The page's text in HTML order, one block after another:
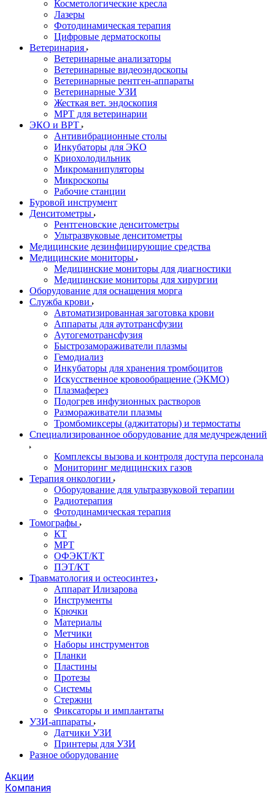
Косметологические кресла
Лазеры
Фотодинамическая терапия
Цифровые дерматоскопы
Ветеринария
Ветеринарные анализаторы
Ветеринарные видеоэндоскопы
Ветеринарные рентген-аппараты
Ветеринарные УЗИ
Жесткая вет. эндоскопия
МРТ для ветеринарии
ЭКО и ВРТ
Антивибрационные столы
Инкубаторы для ЭКО
Криохолодильник
Микроманипуляторы
Микроскопы
Рабочие станции
Буровой инструмент
Денситометры
Рентгеновские денситометры
Ультразвуковые денситометры
Медицинские дезинфицирующие средства
Медицинские мониторы
Медицинские мониторы для диагностики
Медицинские мониторы для хирургии
Оборудование для оснащения морга
Служба крови
Автоматизированная заготовка крови
Аппараты для аутотрансфузии
Аутогемотрансфузия
Быстрозамораживатели плазмы
Гемодиализ
Инкубаторы для хранения тромбоцитов
Искусственное кровообращение (ЭКМО)
Плазмаферез
Подогрев инфузионных растворов
Размораживатели плазмы
Тромбомиксеры (аджитаторы) и термостаты
Специализированное оборудование для медучреждений
Комплексы вызова и контроля доступа персонала
Мониторинг медицинских газов
Терапия онкологии
Оборудование для ультразвуковой терапии
Радиотерапия
Фотодинамическая терапия
Томографы
КТ
МРТ
ОФЭКТ/КТ
ПЭТ/КТ
Травматология и остеосинтез
Аппарат Илизарова
Инструменты
Крючки
Материалы
Метчики
Наборы инструментов
Планки
Пластины
Протезы
Системы
Стержни
Фиксаторы и имплантаты
УЗИ-аппараты
Датчики УЗИ
Принтеры для УЗИ
Разное оборудование
Акции
Компания